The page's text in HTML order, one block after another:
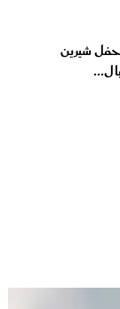
شيرين